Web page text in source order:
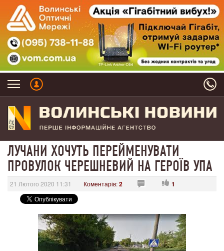
ЛУЧАНИ ХОЧУТЬ ПЕРЕЙМЕНУВАТИ
ПРОВУЛОК ЧЕРЕШНЕВИЙ НА ГЕРОЇВ УПА
21 Лютого 2020 11:31 Коментарів:2 1